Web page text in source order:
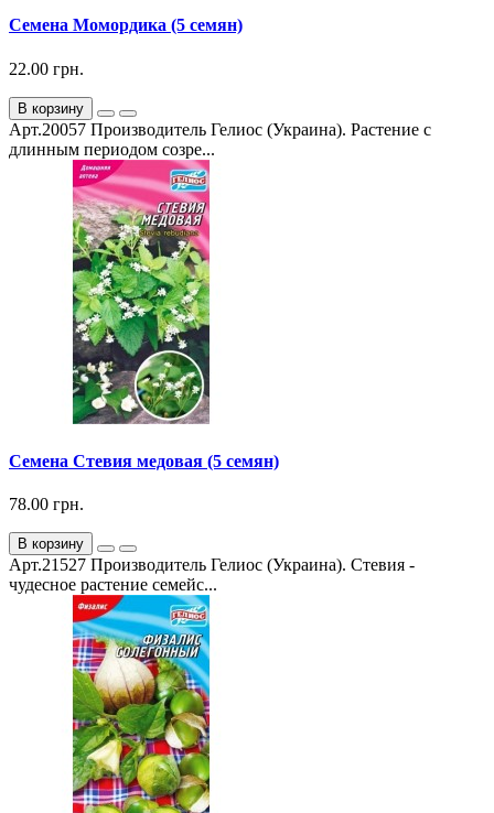
Семена Момордика (5 семян)
22.00 грн.
В корзину
Арт.20057 Производитель Гелиос (Украина). Растение с
длинным периодом созре...
Семена Стевия медовая (5 семян)
78.00 грн.
В корзину
Арт.21527 Производитель Гелиос (Украина). Стевия -
чудесное растение семейс...